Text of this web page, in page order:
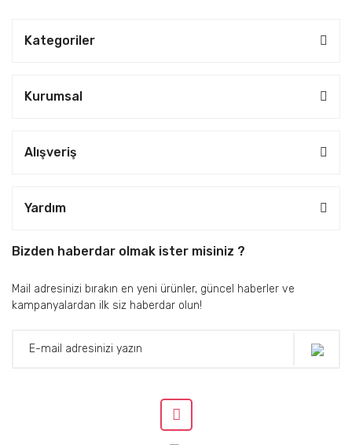
Kategoriler
Kurumsal
Alışveriş
Yardım
Bizden haberdar olmak ister misiniz ?
Mail adresinizi bırakın en yeni ürünler, güncel haberler ve
kampanyalardan ilk siz haberdar olun!